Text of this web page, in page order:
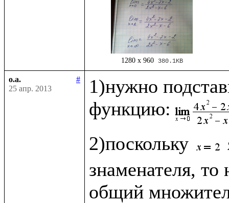
1280 x 960 380.1KB
o.a.
#
25 апр. 2013
1)нужно
функцию:
2)поскольку
знаменателя,
общий